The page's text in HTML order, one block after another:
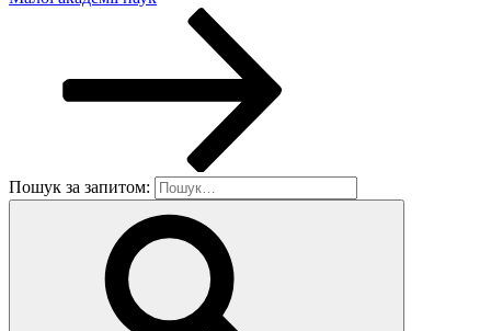
Пошук за запитом: